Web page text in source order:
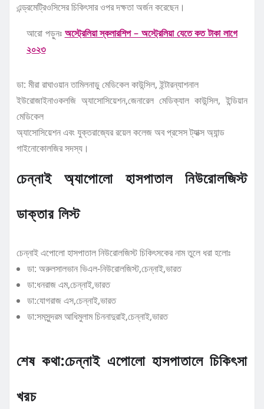
এন্ড্রমেট্রিওসিসের চিকিৎসার ওপর দক্ষতা অর্জন করেছেন।
আরো পড়ুনঃ অস্ট্রেলিয়া স্কলারশিপ – অস্ট্রেলিয়া যেতে কত টাকা লাগে
২০২৩
ডা: মীরা রাঘাওয়ান তামিলনাড়ু মেডিকেল কাউন্সিল, ইন্টারন্যাশনাল
ইউরোজাইনাওকলজি অ্যাসোসিয়েশন,জেনারেল মেডিক্যাল কাউন্সিল, ইন্ডিয়ান
মেডিকেল
অ্যাসোসিয়েশন এবং যুক্তরাজ্যের রয়েল কলেজ অব প্রসেস ট্যাক্স অ্যান্ড
গাইনোকোলজির সদস্য।
চেন্নাই অ্যাপোলো হাসপাতাল নিউরোলজিস্ট
ডাক্তার লিস্ট
চেন্নাই এপোলো হাসপাতাল নিউরোলজিস্ট চিকিৎসকের নাম তুলে ধরা হলোঃ
ডা: অরুলসালভান ভিএল-নিউরোলজিস্ট,চেন্নাই,ভারত
ডা:ধনরাজ এম,চেন্নাই,ভারত
ডা:যোগরাজ এস,চেন্নাই,ভারত
ডা:সমসুন্দরম আধিমুলাম চিননাদুরাই,চেন্নাই,ভারত
শেষ কথা:চেন্নাই এপোলো হাসপাতালে চিকিৎসা
খরচ